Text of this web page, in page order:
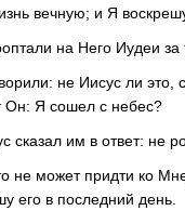
вечную; и Я
на Него Иудеи
не Иисус ли
Он: Я сошел с небес?
сказал им в ответ: не
не может придти ко
его в последний день.